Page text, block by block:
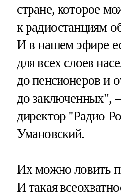
стране, которое
к радиостанциям
И в нашем эфире
для всех слоев
до пенсионеров и
до заключенных",
директор ''Радио
Умановский.
Их можно ловить
И такая